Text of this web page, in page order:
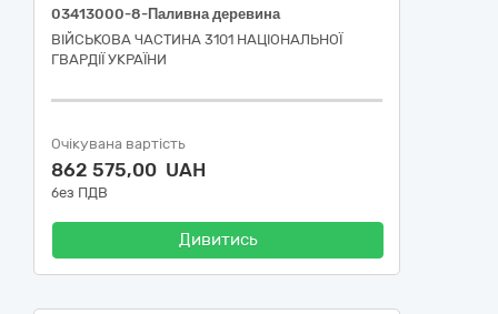
03413000-8-Паливна деревина
ВІЙСЬКОВА ЧАСТИНА 3101 НАЦІОНАЛЬНОЇ
ГВАРДІЇ УКРАЇНИ
Очікувана вартість
862 575,00 UAH
без ПДВ
Дивитись